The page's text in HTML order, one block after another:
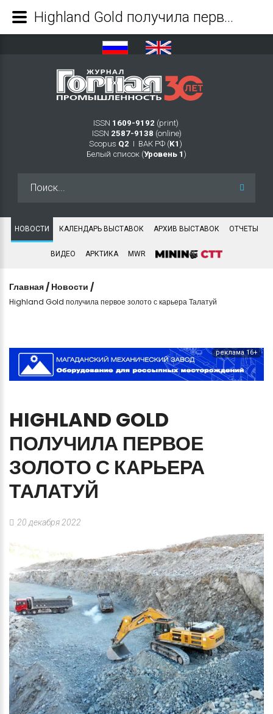
ISSN 1609-9192 (print)
ISSN 2587-9138 (online)
Scopus Q2 Ι ВАК РФ (K1 )
Белый список (Уровень 1 )
НОВОСТИ КАЛЕНДАРЬ ВЫСТАВОК АРХИВ ВЫСТАВОК ОТЧЕТЫ
ВИДЕО АРКТИКА MWR
Главная / Новости /
Highland Gold получила первое золото с карьера Талатуй
реклама 16+
HIGHLAND GOLD
ПОЛУЧИЛА ПЕРВОЕ
ЗОЛОТО С КАРЬЕРА
ТАЛАТУЙ
20 декабря 2022
Highland Gold получила первое золото с карьера Талатуй - Журнал Горная промышленность